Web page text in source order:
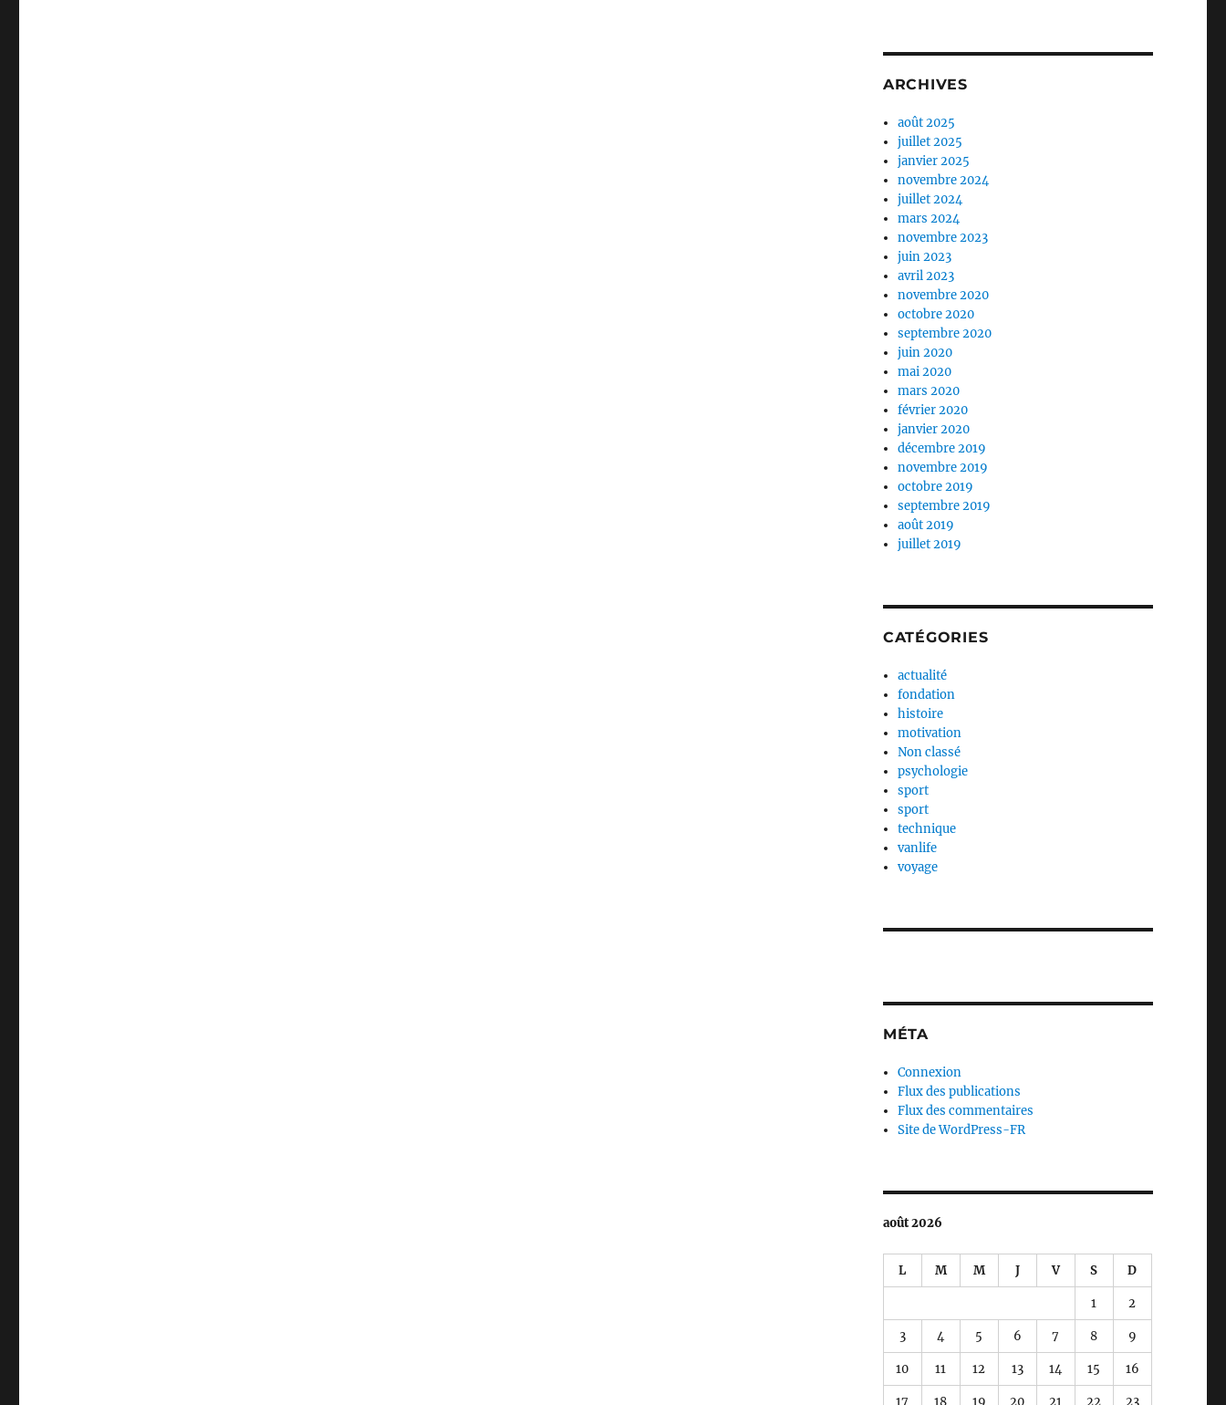
ARCHIVES
août 2025
juillet 2025
janvier 2025
novembre 2024
juillet 2024
mars 2024
novembre 2023
juin 2023
avril 2023
novembre 2020
octobre 2020
septembre 2020
juin 2020
mai 2020
mars 2020
février 2020
janvier 2020
décembre 2019
novembre 2019
octobre 2019
septembre 2019
août 2019
juillet 2019
CATÉGORIES
actualité
fondation
histoire
motivation
Non classé
psychologie
sport
sport
technique
vanlife
voyage
MÉTA
Connexion
Flux des publications
Flux des commentaires
Site de WordPress-FR
août 2026
L M M J V S D
1 2
3 4 5 6 7 8 9
10 11 12 13 14 15 16
17 18 19 20 21 22 23